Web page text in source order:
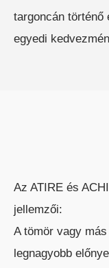
BELTÉRI
targoncán történő
egyedi
Az ATIRE és
jellemzői:
A tömör vagy
legnagyobb